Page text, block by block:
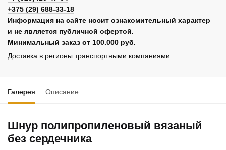
+375 (29) 688-33-18
Информация на сайте носит ознакомительный характер
и не является публичной офертой.
Минимальный заказ от 100.000 руб.
Доставка в регионы транспортными компаниями.
Галерея Описание
Шнур полипропиленовый вязаный
без сердечника